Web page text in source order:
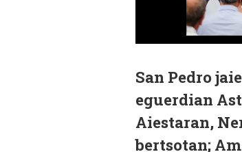
San Pedro
eguerdian
Aiestaran,
bertsotan;